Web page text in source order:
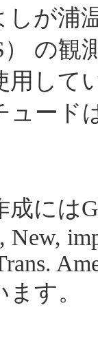
しが浦
の観
用して
ュード
には
New,
す。